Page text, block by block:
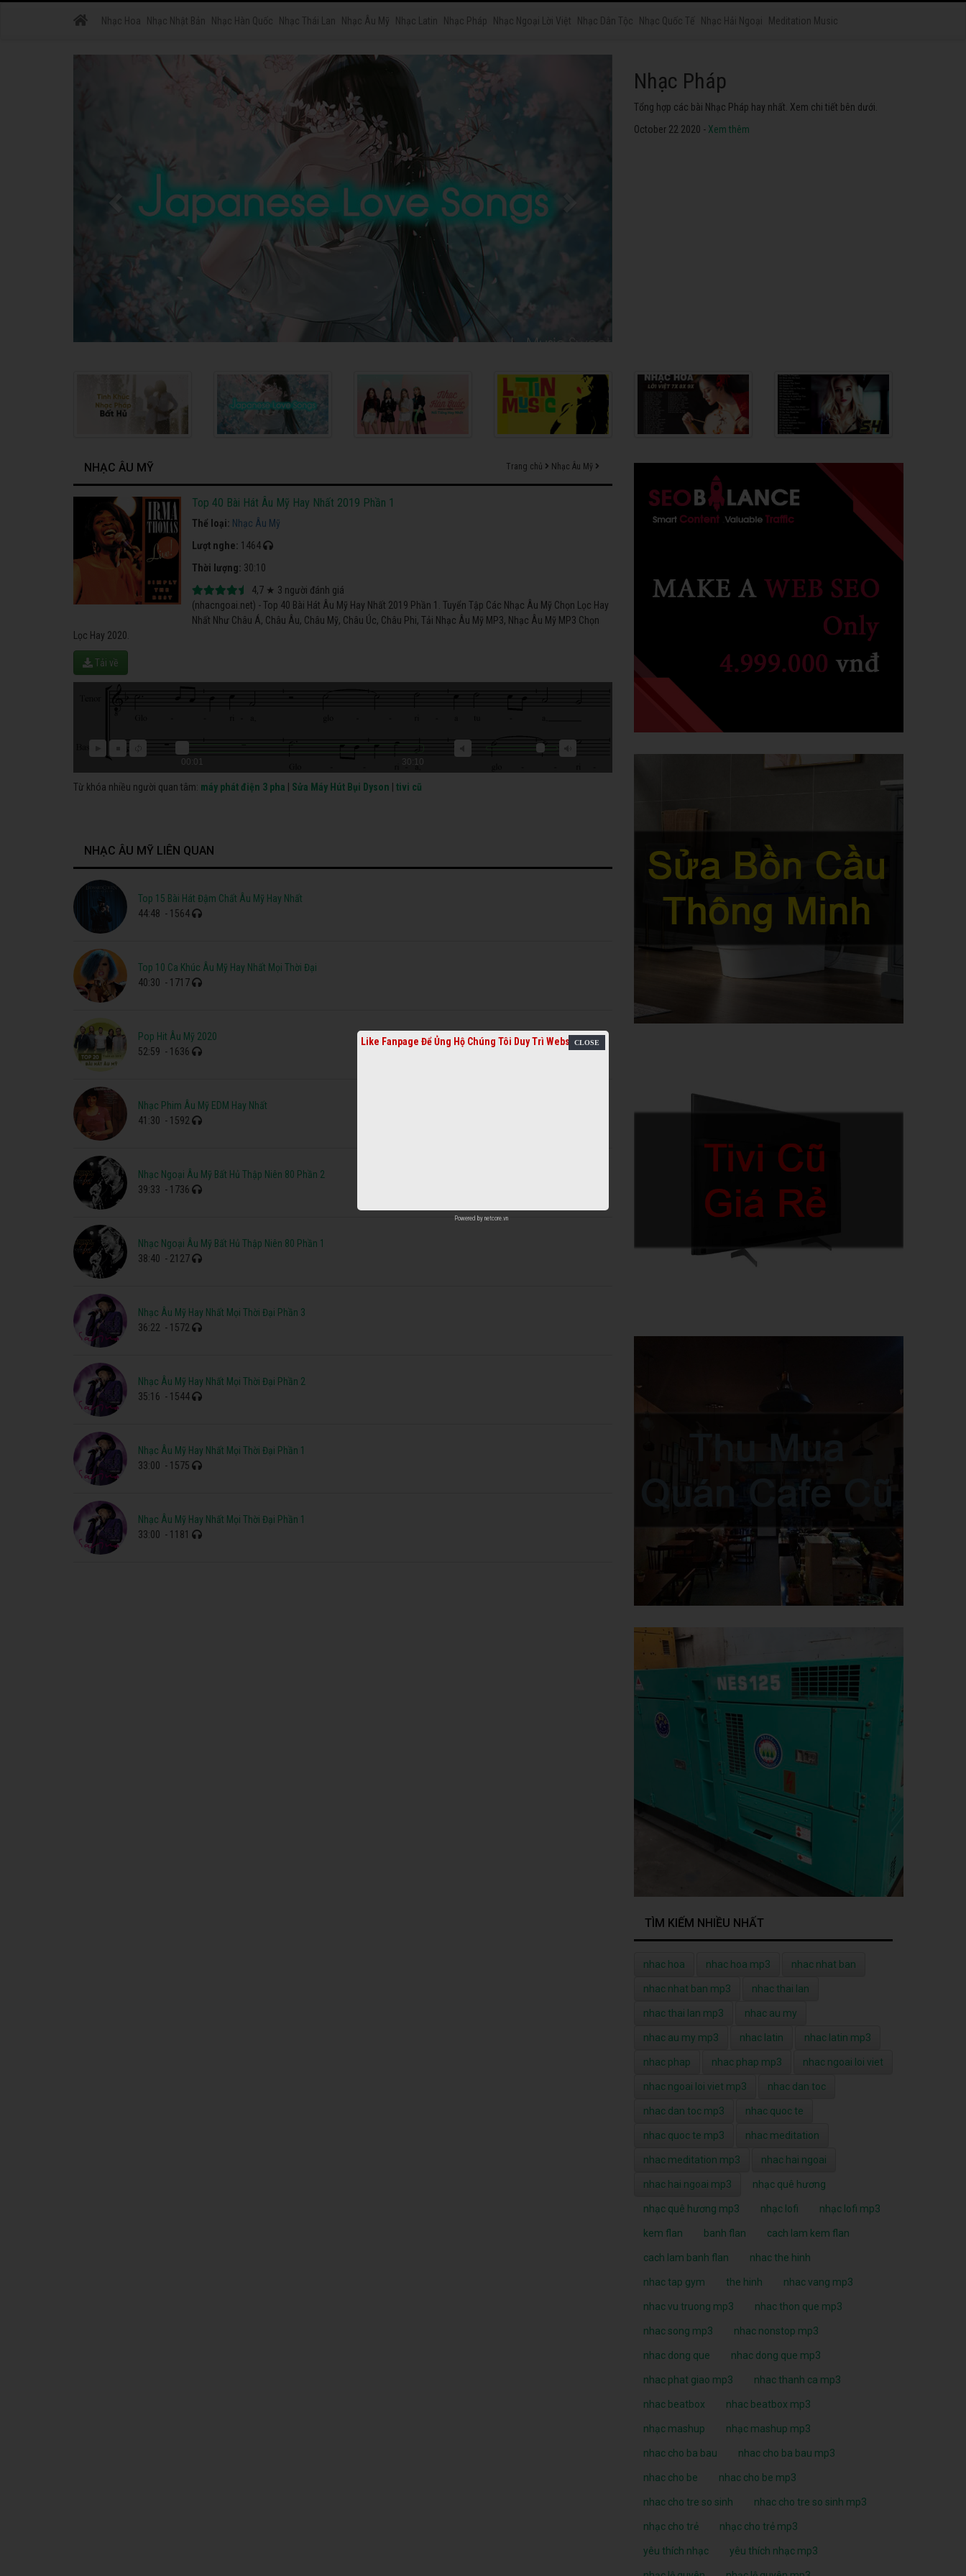
Nhạc Hoa Nhạc Nhật Bản Nhạc Hàn Quốc Nhạc Thái Lan Nhạc Âu Mỹ Nhạc Latin Nhạc Pháp Nhạc Ngoại Lời Việt Nhạc Dân Tộc Nhạc Quốc Tế Nhạc Hải Ngoại Meditation Music
Nhạc Nhật Bản
Tuyển tập các bài Nhạc Nhật Bản hay nhất. Không thể không
NHẠC ÂU MỸ Trang chủ Nhạc Âu Mỹ
Top 40 Bài Hát Âu Mỹ Hay Nhất 2019 Phần 1
Thể loại: Nhạc Âu Mỹ
Lượt nghe: 1464
Thời lượng: 30:10
4,7 ★ 3 người đánh giá
(nhacngoai.net) - Top 40 Bài Hát Âu Mỹ Hay Nhất 2019 Phần 1. Tuyển Tập Các Nhạc Âu Mỹ Chọn Lọc Hay
Nhất Như Châu Á, Châu Âu, Châu Mỹ, Châu Úc, Châu Phi, Tải Nhạc Âu Mỹ MP3, Nhạc Âu Mỹ MP3 Chọn
Lọc Hay 2020.
Tải về
00:01 30:10
Từ khóa nhiều người quan tâm: máy phát điện 3 pha Sửa Máy Hút Bụi Dyson tivi cũ
NHẠC ÂU MỸ LIÊN QUAN
Top 15 Bài Hát Đậm Chất Âu Mỹ Hay Nhất
44:48 - 1564
Top 10 Ca Khúc Âu Mỹ Hay Nhất Mọi Thời Đại
40:30 - 1717
Pop Hit Âu Mỹ 2020
52:59 - 1636
Nhạc Phim Âu Mỹ EDM Hay Nhất
41:30 - 1592
Nhạc Ngoại Âu Mỹ Bất Hủ Thập Niên 80 Phần 2
39:33 - 1736
Nhạc Ngoại Âu Mỹ Bất Hủ Thập Niên 80 Phần 1
38:40 - 2127
Nhạc Âu Mỹ Hay Nhất Mọi Thời Đại Phần 3
36:22 - 1572
Nhạc Âu Mỹ Hay Nhất Mọi Thời Đại Phần 2
35:16 - 1544
Nhạc Âu Mỹ Hay Nhất Mọi Thời Đại Phần 1
33:00 - 1575
Nhạc Âu Mỹ Hay Nhất Mọi Thời Đại Phần 1
33:00 - 1181
TÌM KIẾM NHIỀU NHẤT
nhac hoa nhac hoa mp3 nhac nhat ban
nhac nhat ban mp3 nhac thai lan
nhac thai lan mp3 nhac au my
nhac au my mp3 nhac latin nhac latin mp3
nhac phap nhac phap mp3 nhac ngoai loi viet
nhac ngoai loi viet mp3 nhac dan toc
nhac dan toc mp3 nhac quoc te
nhac quoc te mp3 nhac meditation
nhac meditation mp3 nhac hai ngoai
nhac hai ngoai mp3 nhạc quê hương
nhạc quê hương mp3 nhạc lofi nhạc lofi mp3
kem flan banh flan cach lam kem flan
cach lam banh flan nhac the hinh
nhac tap gym the hinh nhac vang mp3
nhac vu truong mp3 nhac thon que mp3
nhac song mp3 nhac nonstop mp3
nhac dong que nhac dong que mp3
nhac phat giao mp3 nhac thanh ca mp3
nhac beatbox nhac beatbox mp3
nhạc mashup nhạc mashup mp3
nhac cho ba bau nhac cho ba bau mp3
nhac cho be nhac cho be mp3
nhac cho tre so sinh nhac cho tre so sinh mp3
nhạc cho trẻ nhạc cho trẻ mp3
yêu thích nhạc yêu thích nhạc mp3
Like Fanpage Để Ủng Hộ Chúng Tôi Duy Trì Website
Powered by netcore.vn